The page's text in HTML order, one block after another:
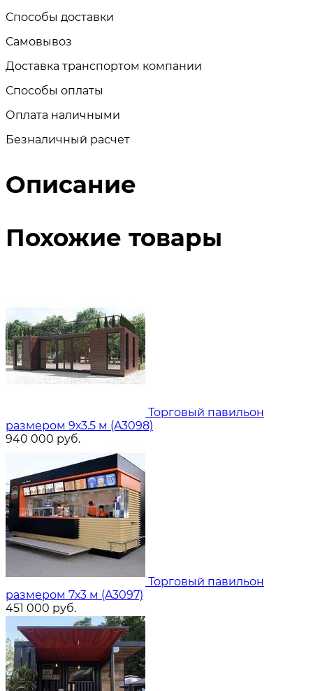
Способы доставки
Самовывоз
Доставка транспортом компании
Способы оплаты
Оплата наличными
Безналичный расчет
Описание
Похожие товары
Торговый павильон
размером 9х3.5 м (A3098)
940 000 руб.
Торговый павильон
размером 7х3 м (A3097)
451 000 руб.